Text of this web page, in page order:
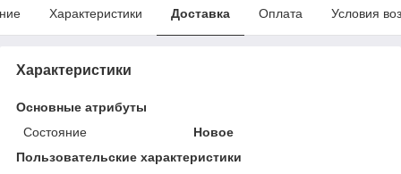
Характеристики Доставка Оплата Условия
Характеристики
Основные атрибуты
Состояние
Новое
Пользовательские характеристики